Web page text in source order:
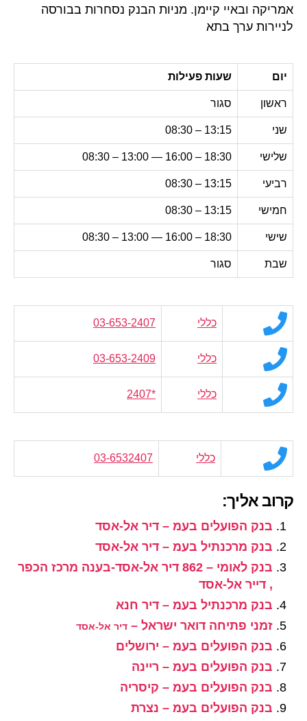
אמריקה ובאיי קיימן. מניות הבנק נסחרות בבורסה
לניירות ערך בתא
יום שעות פעילות
ראשון סגור
שני 13:15 – 08:30
שלישי 18:30 – 16:00 — 13:00 – 08:30
רביעי 13:15 – 08:30
חמישי 13:15 – 08:30
שישי 18:30 – 16:00 — 13:00 – 08:30
שבת סגור
כללי 03-653-2407
כללי 03-653-2409
כללי *2407
כללי 03-6532407
קרוב אליך:
בנק הפועלים בעמ – דיר אל-אסד
בנק מרכנתיל בעמ – דיר אל-אסד
בנק לאומי – 862 דיר אל-אסד-בענה מרכז הכפר
, דייר אל-אסד
בנק מרכנתיל בעמ – דיר חנא
זמני פתיחה דואר ישראל – דיר אל-אסד
בנק הפועלים בעמ – ירושלים
בנק הפועלים בעמ – ריינה
בנק הפועלים בעמ – קיסריה
בנק הפועלים בעמ – נצרת